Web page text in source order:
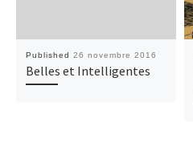
Published 26 novembre 2016
Belles et Intelligentes